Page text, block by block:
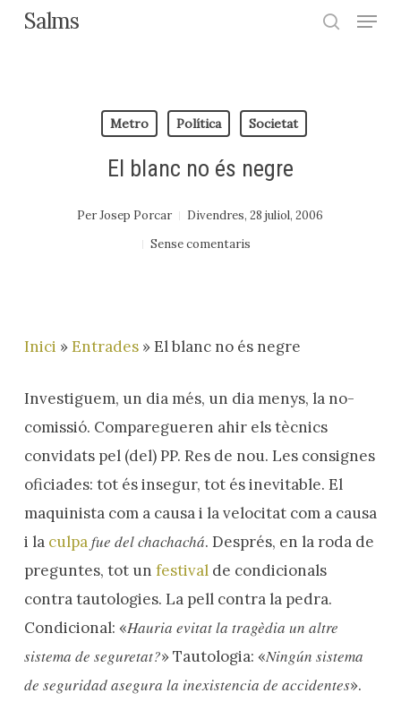
SkipSalms Menu
Metro Política Societat
El blanc no és negre
Per Josep Porcar
Divendres, 28 juliol, 2006
Sense comentaris
Inici »Entrades»El blanc no és negre
Investiguem, un dia més, un dia menys, la no-
comissió. Comparegueren ahir els tècnics
convidats pel (del) PP. Res de nou. Les consignes
oficiades: tot és insegur, tot és inevitable. El
maquinista com a causa i la velocitat com a causa
i la culpafue del chachachá. Després, en la roda de
preguntes, tot un festivalde condicionals
contra tautologies. La pell contra la pedra.
Condicional: «Hauria evitat la tragèdia un altre
sistema de seguretat?» Tautologia: «Ningún sistema
de seguridad asegura la inexistencia de accidentes».